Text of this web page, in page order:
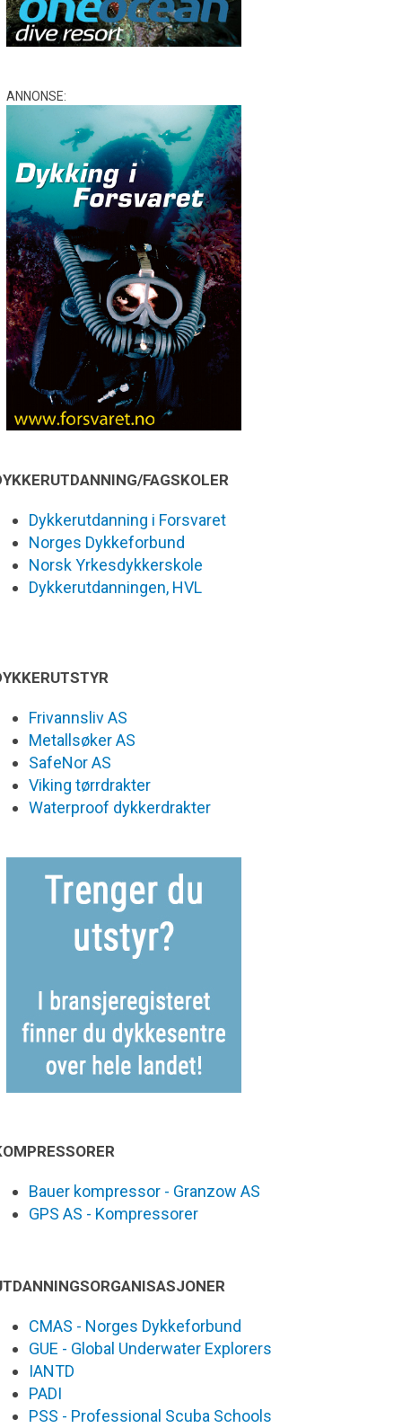
ANNONSE:
FAGSKOLER
Dykkerutdanning i Forsvaret
Norges Dykkeforbund
Norsk Yrkesdykkerskole
Dykkerutdanningen, HVL
Frivannsliv AS
Metallsøker AS
SafeNor AS
Viking tørrdrakter
Waterproof dykkerdrakter
Bauer kompressor - Granzow AS
GPS AS - Kompressorer
CMAS - Norges Dykkeforbund
GUE - Global Underwater Explorers
IANTD
PADI
PSS - Professional Scuba Schools